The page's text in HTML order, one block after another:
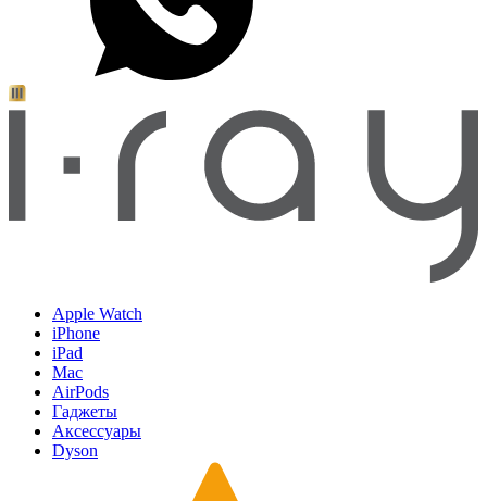
Apple Watch
iPhone
iPad
Mac
AirPods
Гаджеты
Аксессуары
Dyson